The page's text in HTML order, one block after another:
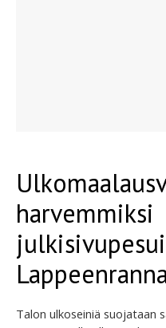
harvemmiksi
Talon ulkoseiniä suojataan